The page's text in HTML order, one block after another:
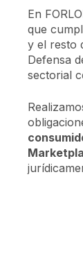
En
que
y el resto
Defensa
sectorial